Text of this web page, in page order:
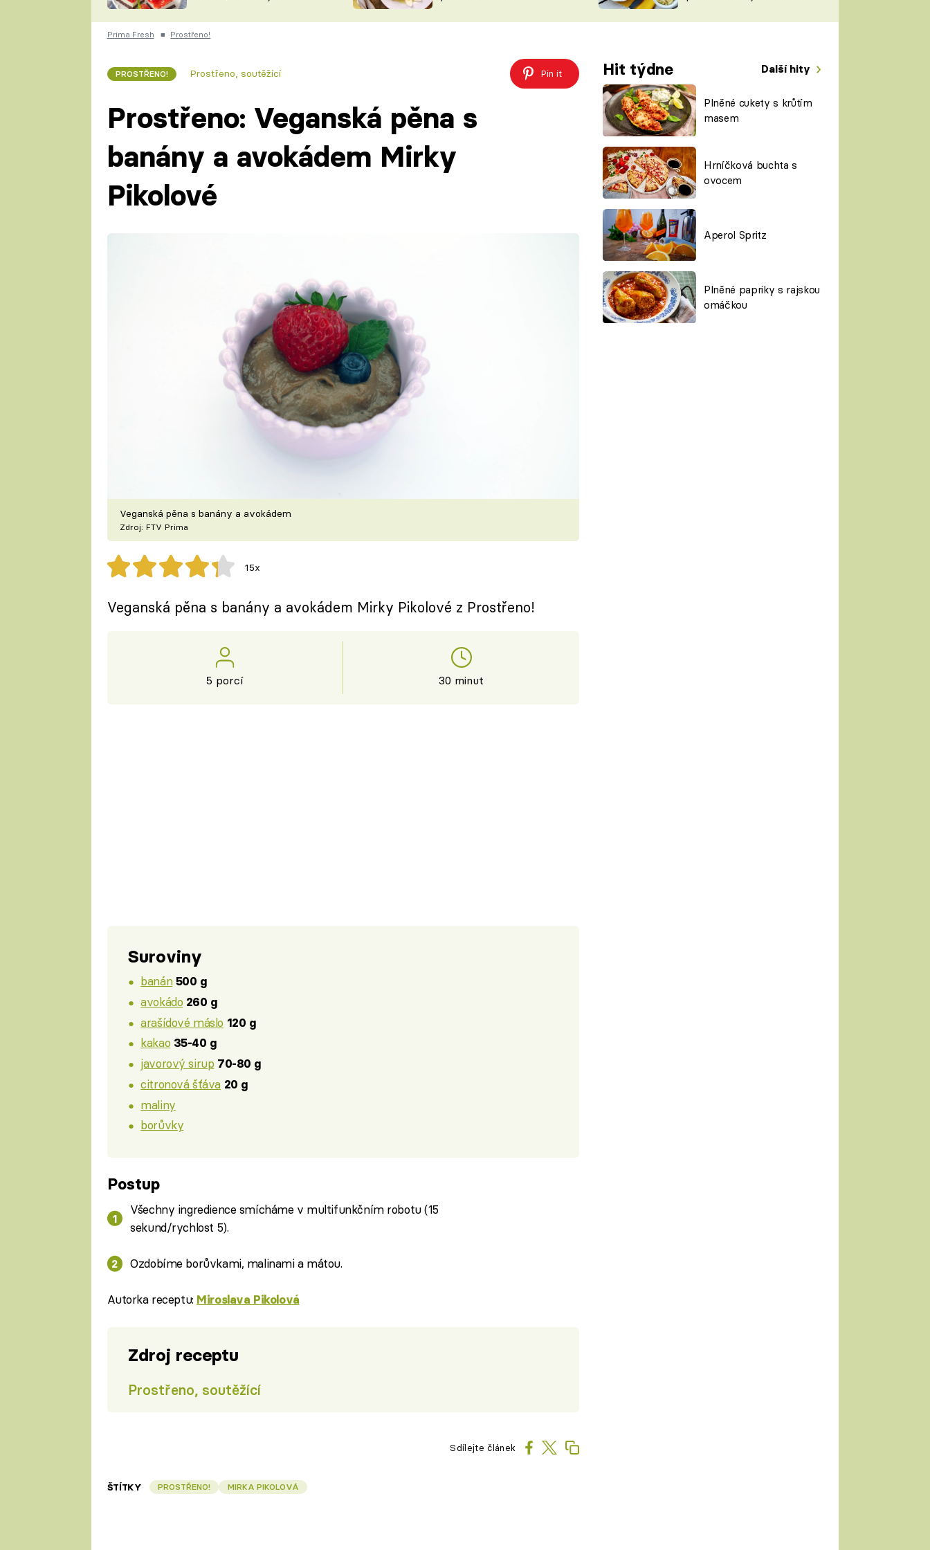
ČESKO NA TALÍŘI
KUCHAŘKA
VYCHYTÁVKY
ŠÉFREDAKTORKY
ČASOPIS
Prima Fresh ■ Prostřeno!
PROSTŘENO! Prostřeno, soutěžící Pin it Hit týdne Další hity
Plněné cukety s krůtím
masem
Hrníčková buchta s
ovocem
Aperol Spritz
Plněné papriky s rajskou
omáčkou
Prostřeno: Veganská pěna s
banány a avokádem Mirky
Pikolové
Veganská pěna s banány a avokádem
Zdroj: FTV Prima
15x
Veganská pěna s banány a avokádem Mirky Pikolové z Prostřeno!
5 porcí 30 minut
Suroviny
banán 500 g
avokádo 260 g
arašídové máslo 120 g
kakao 35-40 g
javorový sirup 70-80 g
citronová šťáva 20 g
maliny
borůvky
Postup
Všechny ingredience smícháme v multifunkčním robotu (15
sekund/rychlost 5).
Ozdobíme borůvkami, malinami a mátou.
Autorka receptu: Miroslava Pikolová
Zdroj receptu
Prostřeno, soutěžící
Sdílejte článek
ŠTÍTKY PROSTŘENO! MIRKA PIKOLOVÁ